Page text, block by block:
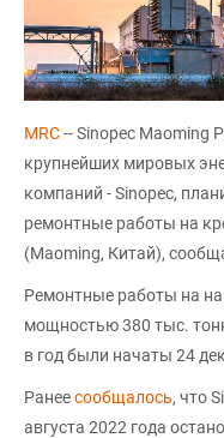
MRC-- Sinopec Maoming
крупнейших мировых
компаний - Sinopec,
ремонтные работы на
(Maoming, Китай),
Ремонтные работы на
мощностью 380 тыс.
в год были начаты 24
Ранеесообщалось, что
августа 2022 года